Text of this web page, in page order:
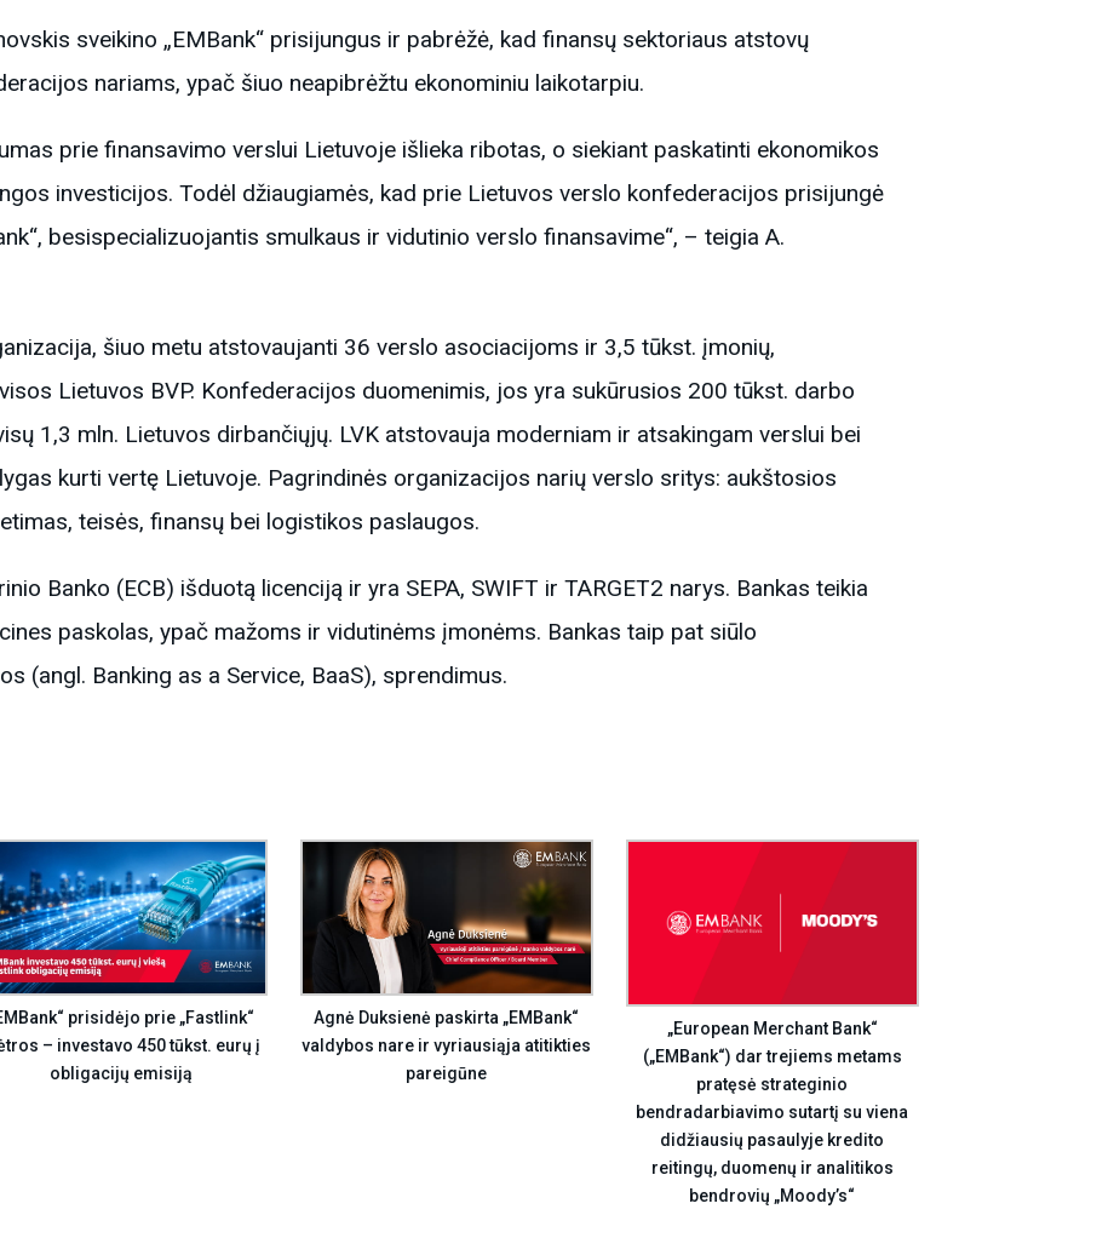
sveikino „EMBank“ prisijungus ir pabrėžė, kad finansų sektoriaus atstovų
nariams, ypač šiuo neapibrėžtu ekonominiu laikotarpiu.
prie finansavimo verslui Lietuvoje išlieka ribotas, o siekiant paskatinti ekonomikos
investicijos. Todėl džiaugiamės, kad prie Lietuvos verslo konfederacijos prisijungė
besispecializuojantis smulkaus ir vidutinio verslo finansavime“, – teigia A.
šiuo metu atstovaujanti 36 verslo asociacijoms ir 3,5 tūkst. įmonių,
Lietuvos BVP. Konfederacijos duomenimis, jos yra sukūrusios 200 tūkst. darbo
1,3 mln. Lietuvos dirbančiųjų. LVK atstovauja moderniam ir atsakingam verslui bei
kurti vertę Lietuvoje. Pagrindinės organizacijos narių verslo sritys: aukštosios
teisės, finansų bei logistikos paslaugos.
Banko (ECB) išduotą licenciją ir yra SEPA, SWIFT ir TARGET2 narys. Bankas teikia
paskolas, ypač mažoms ir vidutinėms įmonėms. Bankas taip pat siūlo
(angl. Banking as a Service, BaaS), sprendimus.
prisidėjo prie „Fastlink“
– investavo 450 tūkst. eurų į
obligacijų emisiją
Agnė Duksienė paskirta „EMBank“
valdybos nare ir vyriausiąja atitikties
pareigūne
„European Merchant Bank“
(„EMBank“) dar trejiems metams
pratęsė strateginio
bendradarbiavimo sutartį su viena
didžiausių pasaulyje kredito
reitingų, duomenų ir analitikos
bendrovių „Moody’s“